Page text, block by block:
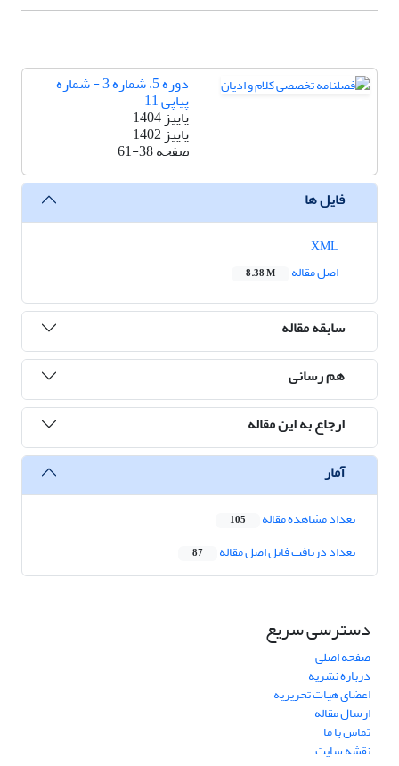
دوره 5، شماره 3 - شماره
پیاپی 11
پاییز 1404
پاییز 1402
صفحه61-38
فایل ها
اصل مقاله
8.38 M
سابقه مقاله
هم رسانی
ارجاع به این مقاله
آمار
تعداد مشاهده مقاله 105
تعداد دریافت فایل اصل مقاله 87
دسترسی سریع
صفحه اصلی
درباره نشریه
اعضای هیات تحریریه
ارسال مقاله
تماس با ما
نقشه سایت